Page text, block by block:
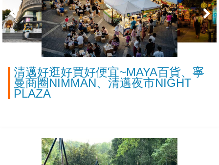
清邁好逛好買好便宜~MAYA百貨、寧
曼商圈NIMMAN、清邁夜市NIGHT
PLAZA